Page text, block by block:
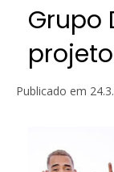
Grupo
Publicado em